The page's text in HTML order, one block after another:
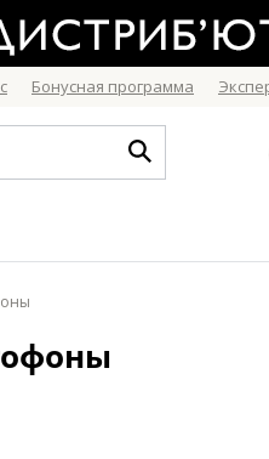
Бонусная программа